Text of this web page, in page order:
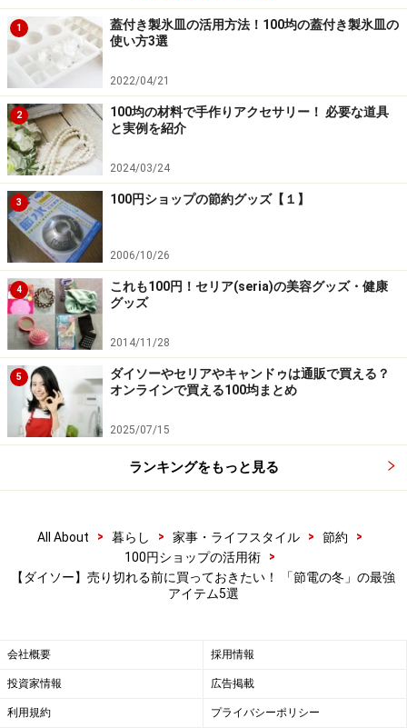
首元を温めてくれる「なめらかエコファー
スヌード」
ダイソー なめらかエコファースヌード 330円（税込）
こちらの「なめらかエコファースヌード」（税込330
円）も、節電の冬にぴったりのアイテムです。
38cm✕22cmと大きめのサイズなので、ゆったりと首に
巻いておくことができます。
のない見た目で、おしゃれと防寒が同時にかないます。
なめらかで肌触りがいいので、外出時に使うのはもちろ
ん、家の中で使うのもおすすめです。
介した以外にも冬のお悩みを解消してくれるアイテムが
並んでいるので、是非お店でチェックしてみてくださ
い。
1
蓋付き製氷皿の活用方法！100均の蓋付き製氷皿の
使い方3選
2022/04/21
2
100均の材料で手作りアクセサリー！ 必要な道具
と実例を紹介
2024/03/24
3 100円ショップの節約グッズ【１】
2006/10/26
4
これも100円！セリア(seria)の美容グッズ・健康
グッズ
2014/11/28
5
ダイソーやセリアやキャンドゥは通販で買える？
オンラインで買える100均まとめ
2025/07/15
ランキングをもっと見る
All About > 暮らし > 家事・ライフスタイル > 節約
>
100円ショップの活用術
>
【ダイソー】売り切れる前に買っておきたい！ 「節電の冬」の最強
アイテム5選
会社概要 採用情報
投資家情報 広告掲載
利用規約 プライバシーポリシー